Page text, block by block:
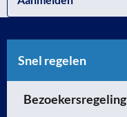
Snel regelen
Bezoekersregeling